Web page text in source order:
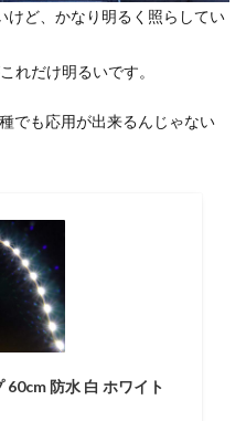
けど、かなり明るく照らしてい
れだけ明るいです。
でも応用が出来るんじゃない
60cm 防水 白 ホワイト